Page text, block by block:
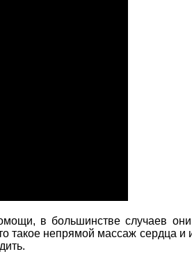
в большинстве случаев
такое непрямой массаж сердца и